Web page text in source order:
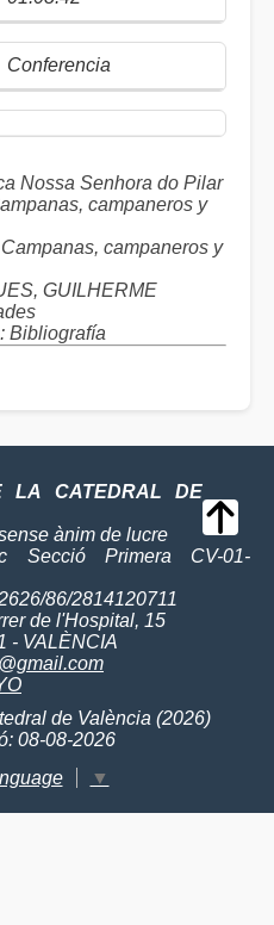
Conferencia
Nossa Senhora do Pilar
campaneros y
campaneros y
GUILHERME
Bibliografía
LA CATEDRAL DE
ànim de lucre
Secció Primera CV-01-
86/2814120711
de l'Hospital, 15
- VALÈNCIA
de València (2026)
08-08-2026
▼